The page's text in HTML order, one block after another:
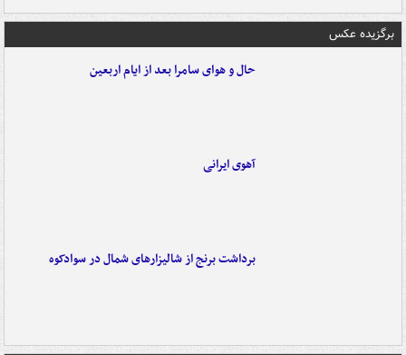
برگزیده عکس
حال و هوای سامرا بعد از ایام اربعین
آهوی ایرانی
برداشت برنج از شالیزارهای شمال در سوادکوه